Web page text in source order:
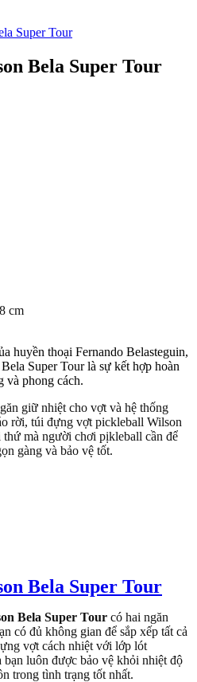
Super Tour
Bela Super Tour
cm
huyền thoại Fernando Belasteguin,
Super Tour là sự kết hợp hoàn
và phong cách.
giữ nhiệt cho vợt và hệ thống
rời, túi đựng vợt pickleball Wilson
mà người chơi pịkleball cần để
gàng và bảo vệ tốt.
Bela Super Tour
Bela Super Tour có hai ngăn
có đủ không gian để sắp xếp tất cả
vợt cách nhiệt với lớp lót
bạn luôn được bảo vệ khỏi nhiệt độ
trong tình trạng tốt nhất.